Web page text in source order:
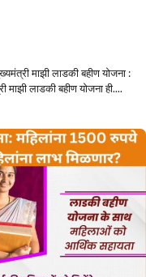
माझी लाडकी बहीण योजना :
माझी लाडकी बहीण योजना ही....